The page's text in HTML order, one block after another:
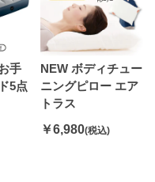
手
5点
NEW ボディチュー
ニングピロー エア
トラス
￥6,980(税込)